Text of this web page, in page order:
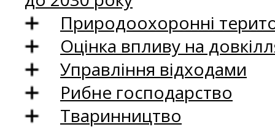
Природоохоронні
Оцінка впливу на
Управління відходами
Рибне господарство
Тваринництво